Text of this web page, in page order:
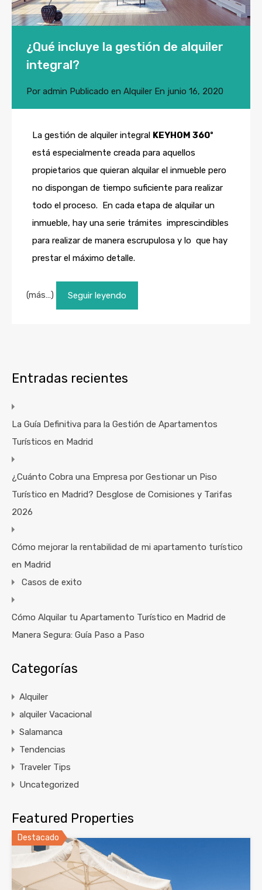
¿Qué incluye la gestión de alquiler
integral?
Por admin Publicado en Alquiler En junio 16, 2020
La gestión de alquiler integral KEYHOM 360º
está especialmente creada para aquellos
propietarios que quieran alquilar el inmueble pero
no dispongan de tiempo suficiente para realizar
todo el proceso. En cada etapa de alquilar un
inmueble, hay una serie trámites imprescindibles
para realizar de manera escrupulosa y lo que hay
prestar el máximo detalle.
(más…) Seguir leyendo
Entradas recientes
La Guía Definitiva para la Gestión de Apartamentos
Turísticos en Madrid
¿Cuánto Cobra una Empresa por Gestionar un Piso
Turístico en Madrid? Desglose de Comisiones y Tarifas
2026
Cómo mejorar la rentabilidad de mi apartamento turístico
en Madrid
Casos de exito
Cómo Alquilar tu Apartamento Turístico en Madrid de
Manera Segura: Guía Paso a Paso
Categorías
Alquiler
alquiler Vacacional
Salamanca
Tendencias
Traveler Tips
Uncategorized
Featured Properties
Destacado